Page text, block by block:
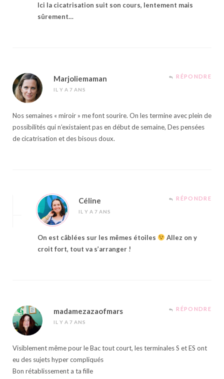
Ici la cicatrisation suit son cours, lentement mais
sûrement…
Marjoliemaman
IL Y A 7 ANS
RÉPONDRE
Nos semaines « miroir » me font sourire. On les termine avec plein de
possibilités qui n’existaient pas en début de semaine, Des pensées
de cicatrisation et des bisous doux.
Céline
IL Y A 7 ANS
RÉPONDRE
On est câblées sur les mêmes étoiles
Allez on y
croit fort, tout va s’arranger !
madamezazaofmars
IL Y A 7 ANS
RÉPONDRE
Visiblement même pour le Bac tout court, les terminales S et ES ont
eu des sujets hyper compliqués
Bon rétablissement a ta fille